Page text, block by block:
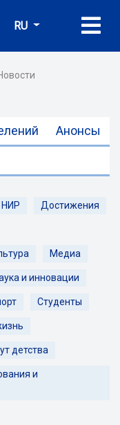
RU
Анонсы
НИР Достижения
Медиа
и инновации
Студенты
детства
и